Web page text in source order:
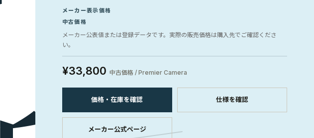
メーカー表示価格
中古価格
メーカー公表値または登録データです。実際の販売価格は購入先でご確認くださ
い。
¥33,800 中古価格 / Premier Camera
価格・在庫を確認 仕様を確認
メーカー公式ページ